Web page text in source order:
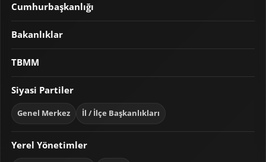
Cumhurbaşkanlığı
Bakanlıklar
TBMM
Siyasi Partiler
Genel Merkez İl / İlçe Başkanlıkları
Yerel Yönetimler